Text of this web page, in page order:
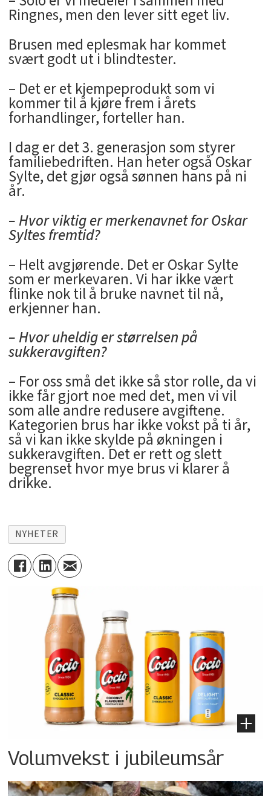
Ringnes, men den lever sitt eget liv.
Brusen med eplesmak har kommet
svært godt ut i blindtester.
– Det er et kjempeprodukt som vi
kommer til å kjøre frem i årets
forhandlinger, forteller han.
I dag er det 3. generasjon som styrer
familiebedriften. Han heter også Oskar
Sylte, det gjør også sønnen hans på ni
år.
– Hvor viktig er merkenavnet for Oskar
Syltes fremtid?
– Helt avgjørende. Det er Oskar Sylte
som er merkevaren. Vi har ikke vært
flinke nok til å bruke navnet til nå,
erkjenner han.
– Hvor uheldig er størrelsen på
sukkeravgiften?
– For oss små det ikke så stor rolle, da vi
ikke får gjort noe med det, men vi vil
som alle andre redusere avgiftene.
Kategorien brus har ikke vokst på ti år,
så vi kan ikke skylde på økningen i
sukkeravgiften. Det er rett og slett
begrenset hvor mye brus vi klarer å
drikke.
NYHETER
Volumvekst i jubileumsår